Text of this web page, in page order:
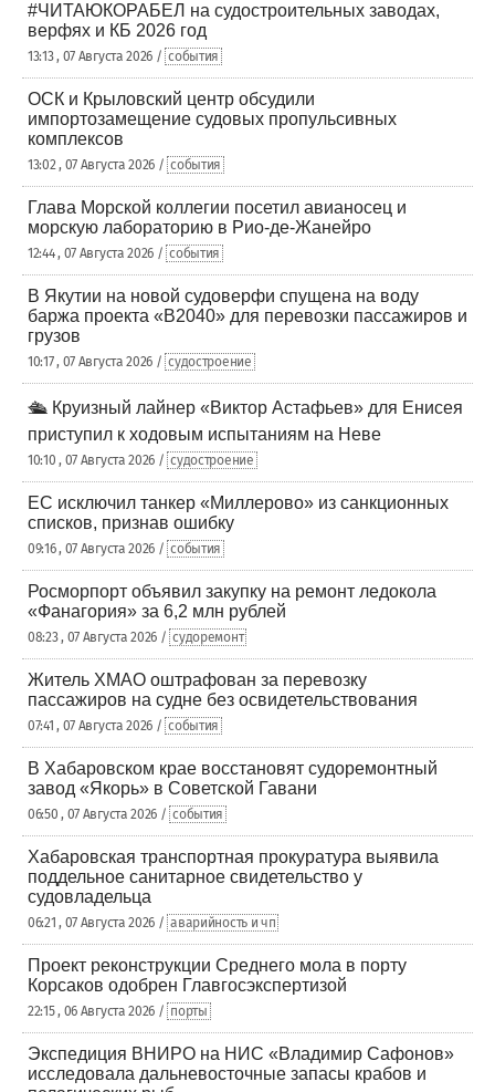
#ЧИТАЮКОРАБЕЛ на судостроительных заводах,
верфях и КБ 2026 год
13:13 , 07 Августа 2026 / события
ОСК и Крыловский центр обсудили
импортозамещение судовых пропульсивных
комплексов
13:02 , 07 Августа 2026 / события
Глава Морской коллегии посетил авианосец и
морскую лабораторию в Рио-де-Жанейро
12:44 , 07 Августа 2026 / события
В Якутии на новой судоверфи спущена на воду
баржа проекта «В2040» для перевозки пассажиров и
грузов
10:17 , 07 Августа 2026 / судостроение
🛳️ Круизный лайнер «Виктор Астафьев» для Енисея
приступил к ходовым испытаниям на Неве
10:10 , 07 Августа 2026 / судостроение
ЕС исключил танкер «Миллерово» из санкционных
списков, признав ошибку
09:16 , 07 Августа 2026 / события
Росморпорт объявил закупку на ремонт ледокола
«Фанагория» за 6,2 млн рублей
08:23 , 07 Августа 2026 / судоремонт
Житель ХМАО оштрафован за перевозку
пассажиров на судне без освидетельствования
07:41 , 07 Августа 2026 / события
В Хабаровском крае восстановят судоремонтный
завод «Якорь» в Советской Гавани
06:50 , 07 Августа 2026 / события
Хабаровская транспортная прокуратура выявила
поддельное санитарное свидетельство у
судовладельца
06:21 , 07 Августа 2026 / аварийность и чп
Проект реконструкции Среднего мола в порту
Корсаков одобрен Главгосэкспертизой
22:15 , 06 Августа 2026 / порты
Экспедиция ВНИРО на НИС «Владимир Сафонов»
исследовала дальневосточные запасы крабов и